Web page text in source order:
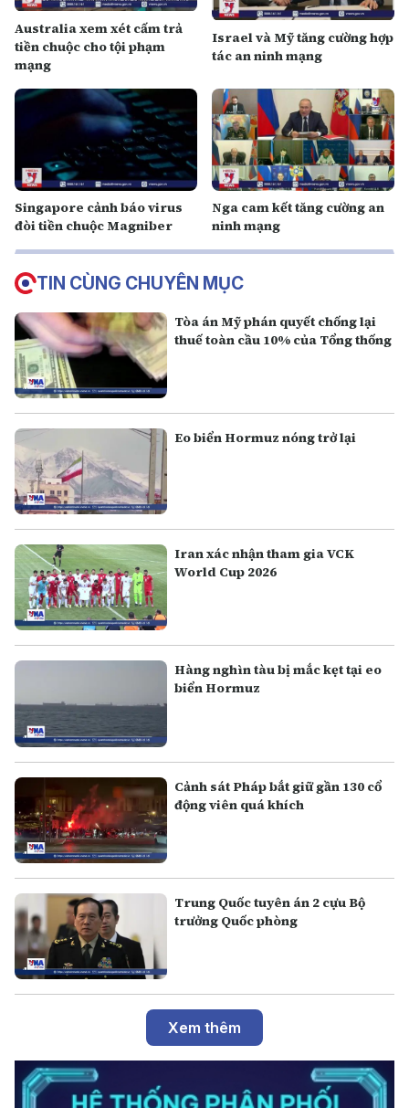
Australia xem xét cấm trả
tiền chuộc cho tội phạm
mạng
Israel và Mỹ tăng cường hợp
tác an ninh mạng
Singapore cảnh báo virus
đòi tiền chuộc Magniber
Nga cam kết tăng cường an
ninh mạng
TIN CÙNG CHUYÊN MỤC
Tòa án Mỹ phán quyết chống lại
thuế toàn cầu 10% của Tổng thống
Eo biển Hormuz nóng trở lại
Iran xác nhận tham gia VCK
World Cup 2026
Hàng nghìn tàu bị mắc kẹt tại eo
biển Hormuz
Cảnh sát Pháp bắt giữ gần 130 cổ
động viên quá khích
Trung Quốc tuyên án 2 cựu Bộ
trưởng Quốc phòng
Xem thêm